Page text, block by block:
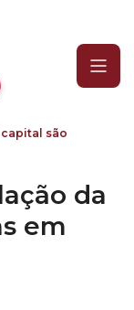
são
da
em